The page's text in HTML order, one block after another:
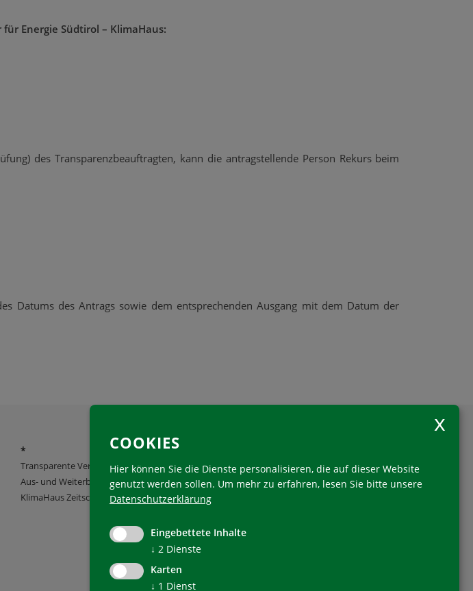
Energie Südtirol – KlimaHaus:
des Transparenzbeauftragten, kann die antragstellende Person Rekurs beim
Datums des Antrags sowie dem entsprechenden Ausgang mit dem Datum der
*
Transparente Verwaltung
Aus- und Weiterbildung
KlimaHaus Zeitschriften
COOKIES
Hier können Sie die Dienste personalisieren, die auf dieser Website
genutzt werden sollen. Um mehr zu erfahren, lesen Sie bitte unsere
Datenschutzerklärung
Eingebettete Inhalte
↓ 2 Dienste
Karten
↓ 1 Dienst